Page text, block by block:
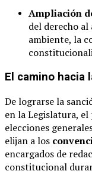
Ampliación
del derecho
ambiente, la
El camino hacia
De lograrse la
en la Legislatura,
elecciones
elijan a los
encargados de
constitucional